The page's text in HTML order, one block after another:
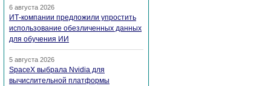
6 августа 2026
ИТ-компании предложили упростить
использование обезличенных данных
для обучения ИИ
5 августа 2026
SpaceX выбрала Nvidia для
вычислительной платформы